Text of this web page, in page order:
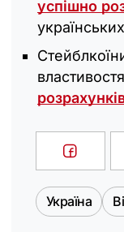
успішно
Україна